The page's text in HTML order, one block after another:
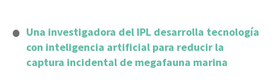
Una investigadora del IPL desarrolla tecnología
con inteligencia artificial para reducir la
captura incidental de megafauna marina